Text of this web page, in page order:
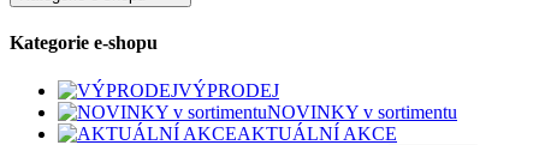
Kategorie e-shopu
VÝPRODEJ
NOVINKY v sortimentu
AKTUÁLNÍ AKCE